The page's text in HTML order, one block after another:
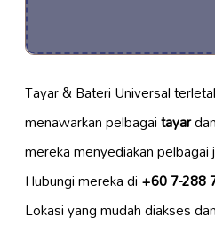
Tayar & Bateri Universal
menawarkan pelbagaitayardan
mereka menyediakan
Hubungi mereka di+60 7-288
Lokasi yang mudah diakses dan